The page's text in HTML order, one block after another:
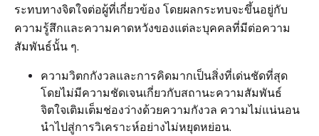
ระทบทางจิตใจต่อผู้ที่เกี่ยวข้อง โดยผลกระทบจะขึ้นอยู่กับ
ความรู้สึกและความคาดหวังของแต่ละบุคคลที่มีต่อความ
สัมพันธ์นั้น ๆ.
ความวิตกกังวลและการคิดมากเป็นสิ่งที่เด่นชัดที่สุด
โดยไม่มีความชัดเจนเกี่ยวกับสถานะความสัมพันธ์
จิตใจเติมเต็มช่องว่างด้วยความกังวล ความไม่แน่นอน
นำไปสู่การวิเคราะห์อย่างไม่หยุดหย่อน.